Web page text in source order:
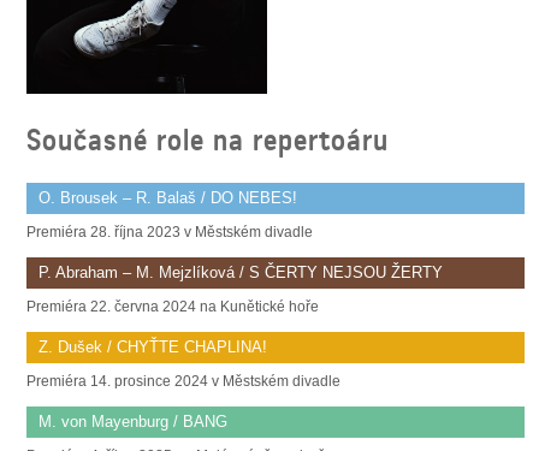
DÁLE NABÍZÍME
Současné role na repertoáru
O. Brousek – R. Balaš / DO NEBES!
Premiéra 28. října 2023 v Městském divadle
P. Abraham – M. Mejzlíková / S ČERTY NEJSOU ŽERTY
Premiéra 22. června 2024 na Kunětické hoře
Z. Dušek / CHYŤTE CHAPLINA!
Premiéra 14. prosince 2024 v Městském divadle
M. von Mayenburg / BANG